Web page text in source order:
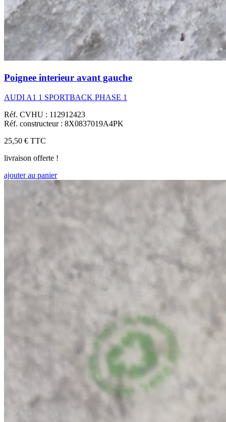
Poignee interieur avant gauche
AUDI A1 1 SPORTBACK PHASE 1
Réf. CVHU : 112912423
Réf. constructeur : 8X0837019A4PK
25,50 € TTC
livraison offerte !
ajouter au panier